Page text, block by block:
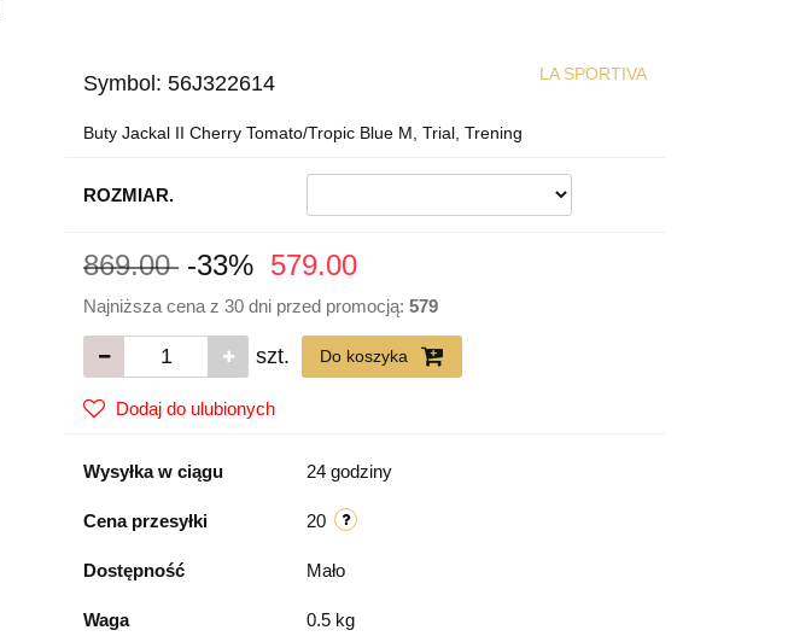
Symbol:56J322614 LA SPORTIVA
Buty Jackal II Cherry Tomato/Tropic Blue M, Trial, Trening
ROZMIAR.
869.00 -33% 579.00
Najniższa cena z 30 dni przed promocją:579
szt. Do koszyka
Dodaj do ulubionych
Wysyłka w ciągu 24 godziny
Cena przesyłki 20
Dostępność Mało
Waga 0.5 kg